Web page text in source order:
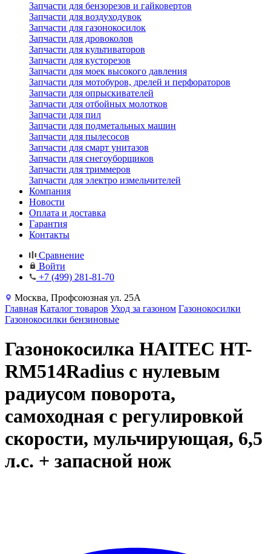
Запчасти для бензорезов и гайковертов
Запчасти для воздуходувок
Запчасти для газонокосилок
Запчасти для дровоколов
Запчасти для культиваторов
Запчасти для кусторезов
Запчасти для моек высокого давления
Запчасти для мотобуров, дрелей и перфораторов
Запчасти для опрыскивателей
Запчасти для отбойных молотков
Запчасти для пил
Запчасти для подметальных машин
Запчасти для пылесосов
Запчасти для смарт унитазов
Запчасти для снегоуборщиков
Запчасти для триммеров
Запчасти для электро измельчителей
Компания
Новости
Оплата и доставка
Гарантия
Контакты
Сравнение
Войти
+7 (499) 281-81-70
Москва, Профсоюзная ул. 25А
Главная Каталог товаров Уход за газоном Газонокосилки
Газонокосилки бензиновые
Газонокосилка HAITEC HT-
RM514Radius с нулевым
радиусом поворота,
самоходная с регулировкой
скорости, мульчирующая, 6,5
л.с. + запасной нож